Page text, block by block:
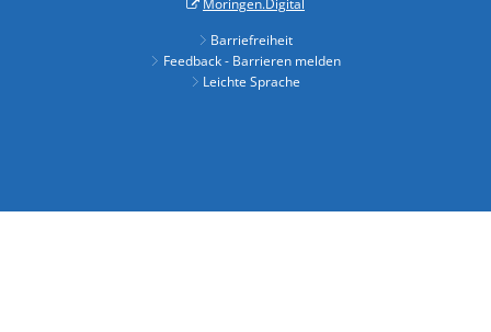
Barriefreiheit
Feedback - Barrieren melden
Leichte Sprache